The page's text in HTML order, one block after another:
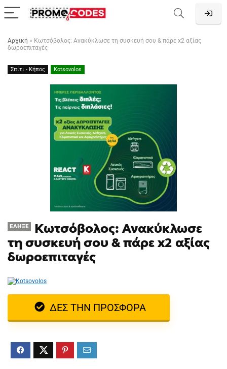
Αρχική » Κωτσόβολος: Ανακύκλωσε τη συσκευή σου & πάρε x2 αξίας
δωροεπιταγές
Σπίτι - Κήπος Kotsovolos
ΈΛΗΞΕ
Κωτσόβολος: Ανακύκλωσε
τη συσκευή σου & πάρε x2 αξίας
δωροεπιταγές
ΔΕΣ ΤΗΝ ΠΡΟΣΦΟΡΑ